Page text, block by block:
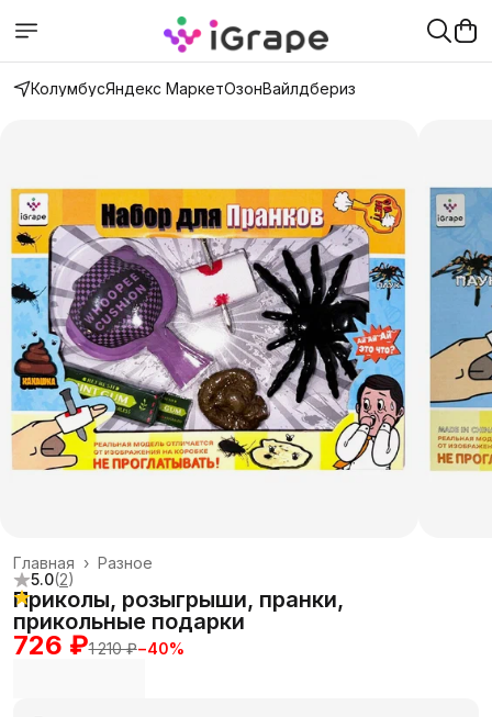
КолумбусЯндекс МаркетОзонВайлдбериз
Разное
Главная ›
5.0(2)
Приколы, розыгрыши, пранки,
прикольные подарки
726 ₽1 210 ₽−40%